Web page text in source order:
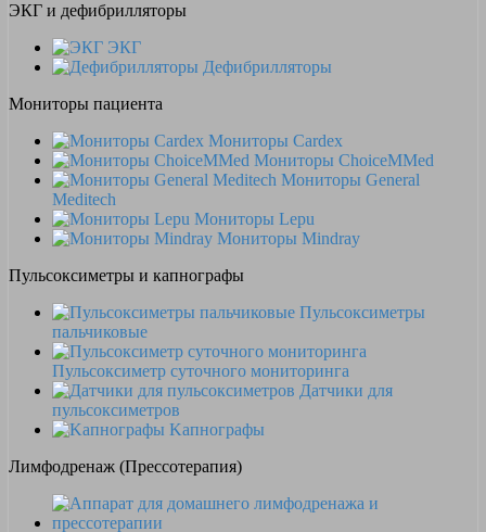
ЭКГ и дефибрилляторы
ЭКГ
Дефибрилляторы
Мониторы пациента
Мониторы Cardex
Мониторы ChoiceMMed
Мониторы General
Meditech
Мониторы Lepu
Мониторы Mindray
Пульсоксиметры и капнографы
Пульсоксиметры
пальчиковые
Пульсоксиметр суточного мониторинга
Датчики для
пульсоксиметров
Kапнографы
Лимфодренаж (Прессотерапия)